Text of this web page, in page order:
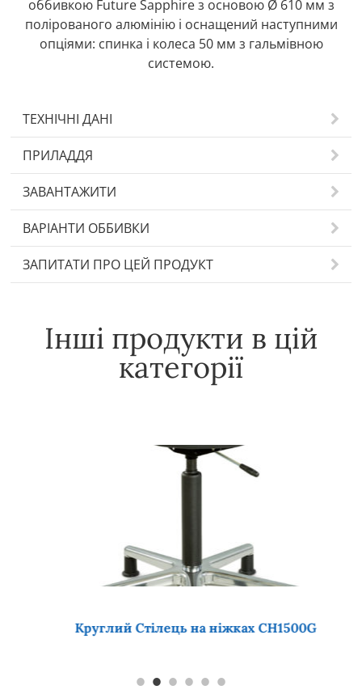
оббивкою Future Sapphire з основою Ø 610 мм з
полірованого алюмінію і оснащений наступними
опціями: спинка і колеса 50 мм з гальмівною
системою.
ТЕХНІЧНІ ДАНІ
ПРИЛАДДЯ
ЗАВАНТАЖИТИ
ВАРІАНТИ ОББИВКИ
ЗАПИТАТИ ПРО ЦЕЙ ПРОДУКТ
Інші продукти в цій
категорії
Круглий Стілець на ніжках CH1500G